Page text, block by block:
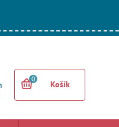
0
Košík